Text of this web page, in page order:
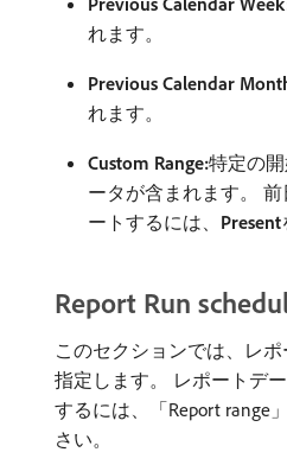
れます。
Previous Calendar
れます。
Custom Range:特定の
ータが含まれます。
ートするには、 Present
Report Run
このセクションでは、レ
指定します。 レポートデ
するには、「Report range
さい。